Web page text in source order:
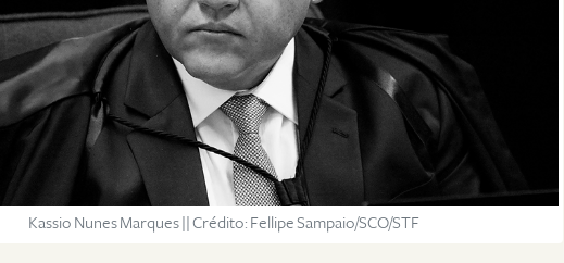
Kassio Nunes Marques || Crédito: Fellipe Sampaio/SCO/STF